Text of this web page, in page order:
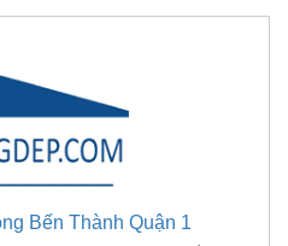
Bến Thành Quận 1